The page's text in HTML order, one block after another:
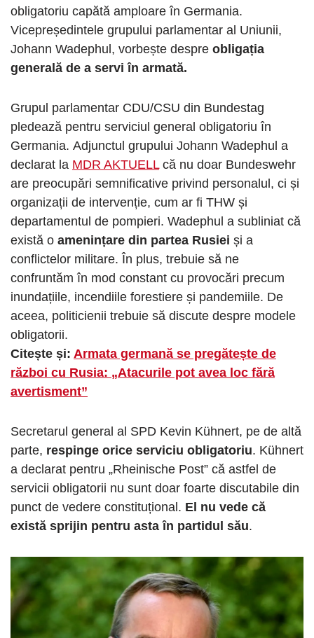
obligatoriu capătă amploare în Germania.
Vicepreședintele grupului parlamentar al Uniunii,
Johann Wadephul, vorbește despre obligația
generală de a servi în armată.
Grupul parlamentar CDU/CSU din Bundestag
pledează pentru serviciul general obligatoriu în
Germania. Adjunctul grupului Johann Wadephul a
declarat la MDR AKTUELLcă nu doar Bundeswehr
are preocupări semnificative privind personalul, ci și
organizații de intervenție, cum ar fi THW și
departamentul de pompieri. Wadephul a subliniat că
există o amenințare din partea Rusiei și a
conflictelor militare. În plus, trebuie să ne
confruntăm în mod constant cu provocări precum
inundațiile, incendiile forestiere și pandemiile. De
aceea, politicienii trebuie să discute despre modele
obligatorii.
Citește și: Armata germană se pregătește de
război cu Rusia: „Atacurile pot avea loc fără
avertisment”
Secretarul general al SPD Kevin Kühnert, pe de altă
parte, respinge orice serviciu obligatoriu. Kühnert
a declarat pentru „Rheinische Post” că astfel de
servicii obligatorii nu sunt doar foarte discutabile din
punct de vedere constituțional. El nu vede că
există sprijin pentru asta în partidul său.